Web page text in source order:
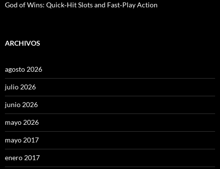
God of Wins: Quick‑Hit Slots and Fast‑Play Action
ARCHIVOS
agosto 2026
julio 2026
junio 2026
mayo 2026
mayo 2017
enero 2017